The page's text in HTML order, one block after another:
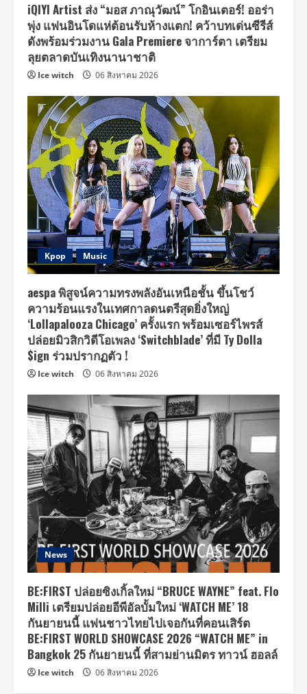
iQIYI Artist ส่ง “มอส ภาณุวัฒน์” โกอินเตอร์! ออร่า
พุ่ง แฟนอินโดแห่ต้อนรับห้างแตก! คว้าบทเด่นซีรีส์
ดังพร้อมร่วมงาน Gala Premiere จาการ์ตา เตรียม
ลุยตลาดบันเทิงนานาชาติ
Ice witch 06 สิงหาคม 2026
Kpop Music
aespa พิสูจน์ความทรงพลังอันเหนือชั้น ขึ้นโชว์
ความร้อนแรงในเทศกาลดนตรีสุดยิ่งใหญ่
‘Lollapalooza Chicago’ ครั้งแรก พร้อมเซอร์ไพรส์
ปล่อยมิวสิกวิดีโอเพลง ‘Switchblade’ ที่มี Ty Dolla
$ign ร่วมปรากฏตัว !
Ice witch 06 สิงหาคม 2026
News
BE:FIRST ปล่อยซิงเกิ้ลใหม่ “BRUCE WAYNE” feat. Flo
Milli เตรียมปล่อยอีพีอัลบั้มใหม่ ‘WATCH ME’ 18
กันยายนนี้ แฟนชาวไทยไปเจอกันที่คอนเสิร์ต
BE:FIRST WORLD SHOWCASE 2026 “WATCH ME” in
Bangkok 25 กันยายนนี้ ที่สามย่านมิตร ทาวน์ ฮอลล์
Ice witch 06 สิงหาคม 2026